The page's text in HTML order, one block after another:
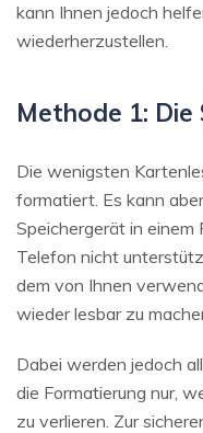
kann Ihnen jedoch
wiederherzustellen.
Methode 1:
Die wenigsten
formatiert. Es kann
Speichergerät in
Telefon nicht
dem von Ihnen
wieder lesbar zu
Dabei werden jedoch
die Formatierung nur,
zu verlieren. Zur